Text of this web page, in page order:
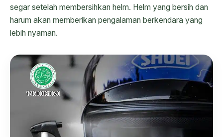
segar setelah membersihkan helm. Helm yang bersih dan
harum akan memberikan pengalaman berkendara yang
lebih nyaman.